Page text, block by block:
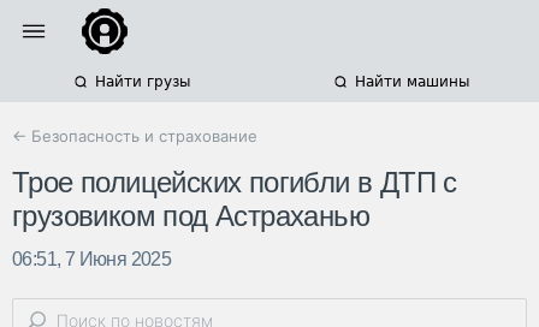
Найти грузы Найти машины
← Безопасность и страхование
Трое полицейских погибли в ДТП с
грузовиком под Астраханью
06:51, 7 Июня 2025